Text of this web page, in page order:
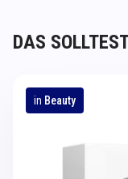
DAS
in Beauty